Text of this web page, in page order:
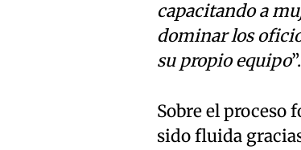
capacitando a
dominar los
su propio equipo”.
Sobre el proceso
sido fluida